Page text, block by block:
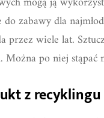
do zabawy dla
przez wiele lat.
Można po niej stąpać
z recyklingu